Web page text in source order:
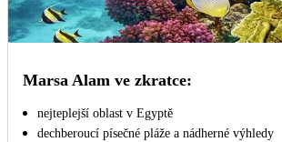
Marsa Alam ve zkratce:
nejteplejší oblast v Egyptě
dechberoucí písečné pláže a nádherné výhledy